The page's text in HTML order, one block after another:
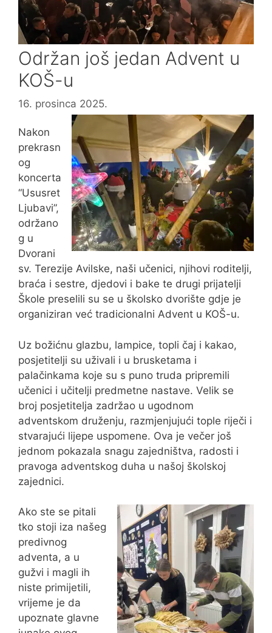
Održan još jedan Advent u
KOŠ-u
16. prosinca 2025.
Nakon
prekrasn
og
koncerta
“Ususret
Ljubavi”,
održano
g u
Dvorani
sv. Terezije Avilske, naši učenici, njihovi roditelji,
braća i sestre, djedovi i bake te drugi prijatelji
Škole preselili su se u školsko dvorište gdje je
organiziran već tradicionalni Advent u KOŠ-u.
Uz božićnu glazbu, lampice, topli čaj i kakao,
posjetitelji su uživali i u brusketama i
palačinkama koje su s puno truda pripremili
učenici i učitelji predmetne nastave. Velik se
broj posjetitelja zadržao u ugodnom
adventskom druženju, razmjenjujući tople riječi i
stvarajući lijepe uspomene. Ova je večer još
jednom pokazala snagu zajedništva, radosti i
pravoga adventskog duha u našoj školskoj
zajednici.
Ako ste se pitali
tko stoji iza našeg
predivnog
adventa, a u
gužvi i magli ih
niste primijetili,
vrijeme je da
upoznate glavne